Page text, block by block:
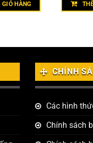
HÀNG
CHÍNH
Các hình
Chính sách